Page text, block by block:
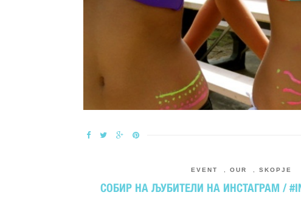
EVENT OUR SKOPJE
СОБИР НА ЉУБИТЕЛИ НА ИНСТАГРАМ /